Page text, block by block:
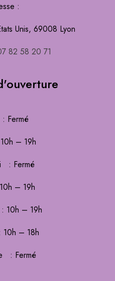
:
Unis, 69008 Lyon
82 58 20 71
Fermé
– 19h
: Fermé
– 19h
10h – 19h
– 18h
: Fermé